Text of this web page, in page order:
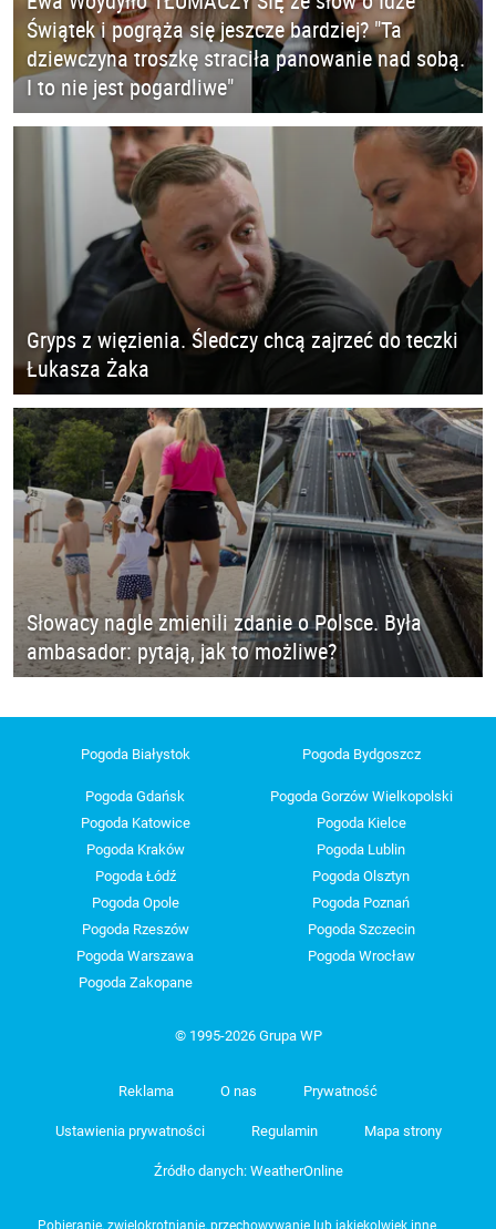
Świątek i pogrąża się jeszcze bardziej? "Ta
dziewczyna troszkę straciła panowanie nad sobą.
I to nie jest pogardliwe"
Gryps z więzienia. Śledczy chcą zajrzeć do teczki
Łukasza Żaka
Słowacy nagle zmienili zdanie o Polsce. Była
ambasador: pytają, jak to możliwe?
Pogoda Białystok Pogoda Bydgoszcz
Pogoda Gdańsk
Pogoda Gorzów Wielkopolski
Pogoda Katowice
Pogoda Kielce
Pogoda Kraków
Pogoda Lublin
Pogoda Łódź
Pogoda Olsztyn
Pogoda Opole
Pogoda Poznań
Pogoda Rzeszów
Pogoda Szczecin
Pogoda Warszawa
Pogoda Wrocław
Pogoda Zakopane
© 1995-2026 Grupa WP
Reklama O nas Prywatność
Ustawienia prywatności Regulamin Mapa strony
Źródło danych: WeatherOnline
Pobieranie, zwielokrotnianie, przechowywanie lub jakiekolwiek inne